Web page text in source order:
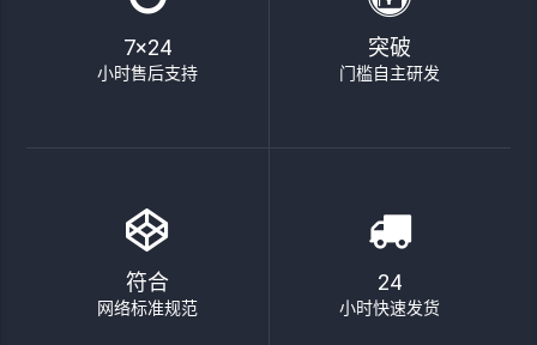
7×24
小时售后支持
突破
门槛自主研发
符合
网络标准规范
24
小时快速发货